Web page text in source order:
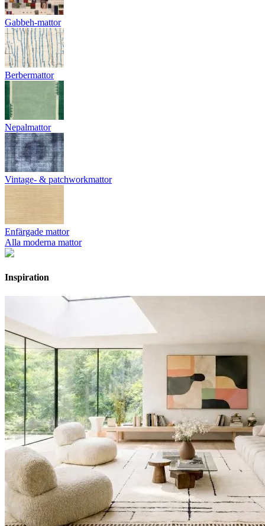
Gabbeh-mattor
Berbermattor
Nepalmattor
Vintage- & patchworkmattor
Enfärgade mattor
Alla moderna mattor
Inspiration